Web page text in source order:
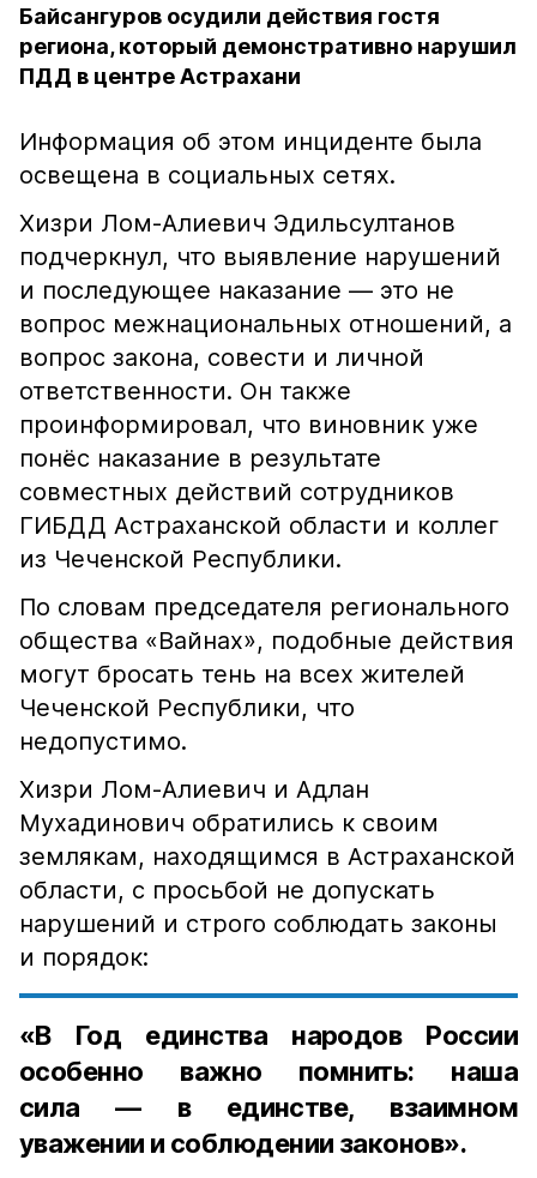
Байсангуров осудили действия гостя
региона, который демонстративно нарушил
ПДД в центре Астрахани
Информация об этом инциденте была
освещена в социальных сетях.
Хизри Лом-Алиевич Эдильсултанов
подчеркнул, что выявление нарушений
и последующее наказание — это не
вопрос межнациональных отношений, а
вопрос закона, совести и личной
ответственности. Он также
проинформировал, что виновник уже
понёс наказание в результате
совместных действий сотрудников
ГИБДД Астраханской области и коллег
из Чеченской Республики.
По словам председателя регионального
общества «Вайнах», подобные действия
могут бросать тень на всех жителей
Чеченской Республики, что
недопустимо.
Хизри Лом-Алиевич и Адлан
Мухадинович обратились к своим
землякам, находящимся в Астраханской
области, с просьбой не допускать
нарушений и строго соблюдать законы
и порядок:
«В Год единства народов России
особенно важно помнить: наша
сила — в единстве, взаимном
уважении и соблюдении законов».